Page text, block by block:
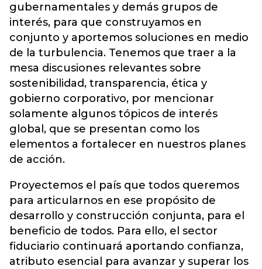
gubernamentales y demás grupos de
interés, para que construyamos en
conjunto y aportemos soluciones en medio
de la turbulencia. Tenemos que traer a la
mesa discusiones relevantes sobre
sostenibilidad, transparencia, ética y
gobierno corporativo, por mencionar
solamente algunos tópicos de interés
global, que se presentan como los
elementos a fortalecer en nuestros planes
de acción.
Proyectemos el país que todos queremos
para articularnos en ese propósito de
desarrollo y construcción conjunta, para el
beneficio de todos. Para ello, el sector
fiduciario continuará aportando confianza,
atributo esencial para avanzar y superar los